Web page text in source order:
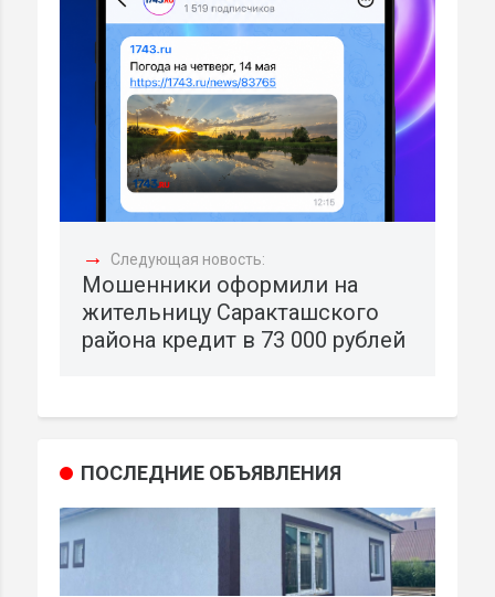
→ Следующая новость:
Мошенники оформили на
жительницу Саракташского
района кредит в 73 000 рублей
ПОСЛЕДНИЕ ОБЪЯВЛЕНИЯ